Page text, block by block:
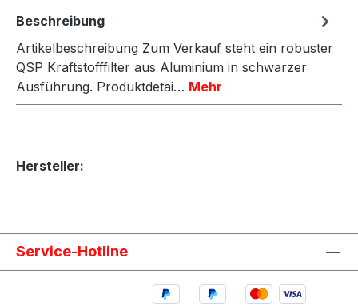
Beschreibung
Artikelbeschreibung Zum Verkauf steht ein robuster
QSP Kraftstofffilter aus Aluminium in schwarzer
Ausführung. Produktdetai… Mehr
Hersteller:
Service-Hotline